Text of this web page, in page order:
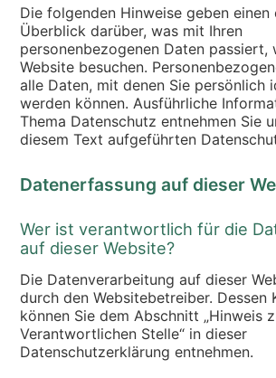
Die folgenden Hinweise geben einen
Überblick darüber, was mit Ihren
personenbezogenen Daten passiert,
Website besuchen.
alle Daten, mit denen Sie persönlich
werden können. Ausführliche
Thema Datenschutz entnehmen Sie
diesem Text aufgeführten
Datenerfassung auf dieser
Wer ist verantwortlich für die
auf dieser Website?
Die Datenverarbeitung auf dieser
durch den Websitebetreiber. Dessen
können Sie dem Abschnitt „Hinweis
Verantwortlichen Stelle“ in dieser
Datenschutzerklärung entnehmen.